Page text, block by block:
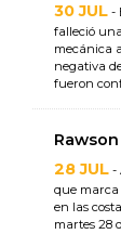
30 JUL -
falleció
mecánica
negativa
fueron
28 JUL -
que marca
en las
martes 28